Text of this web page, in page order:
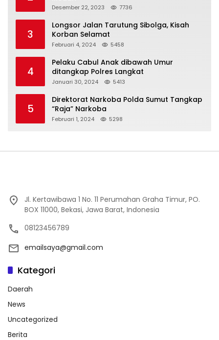
Desember 22, 2023 7736
3
Longsor Jalan Tarutung Sibolga, Kisah
Korban Selamat
Februari 4, 2024 5458
4
Pelaku Cabul Anak dibawah Umur
ditangkap Polres Langkat
Januari 30, 2024 5413
5
Direktorat Narkoba Polda Sumut Tangkap
“Raja” Narkoba
Februari 1, 2024 5298
Jl. Kertawibawa 1 No. 11 Perumahan Graha Timur, PO.
BOX 11000, Bekasi, Jawa Barat, Indonesia
08123456789
emailsaya@gmail.com
Kategori
Daerah
News
Uncategorized
Berita